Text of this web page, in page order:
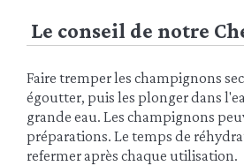
Le conseil de notre
Faire tremper les champignons
égoutter, puis les plonger dans
grande eau. Les champignons
préparations. Le temps de
refermer après chaque utilisation.